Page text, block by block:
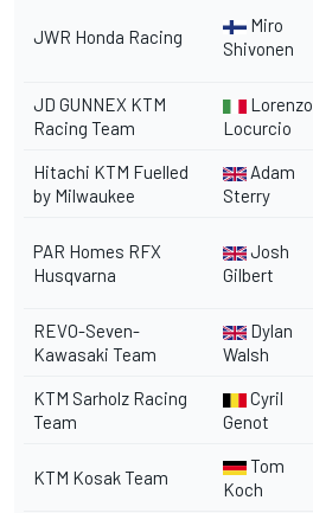
JWR Honda Racing
Miro
Shivonen
JD GUNNEX KTM
Racing Team
Lorenzo
Locurcio
Hitachi KTM Fuelled
by Milwaukee
Adam
Sterry
PAR Homes RFX
Husqvarna
Josh
Gilbert
REVO-Seven-
Kawasaki Team
Dylan
Walsh
KTM Sarholz Racing
Team
Cyril
Genot
KTM Kosak Team
Tom
Koch